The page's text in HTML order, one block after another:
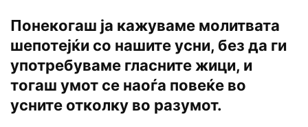
Понекогаш ја кажуваме молитвата
шепотејќи со нашите усни, без да ги
употребуваме гласните жици, и
тогаш умот се наоѓа повеќе во
усните отколку во разумот.